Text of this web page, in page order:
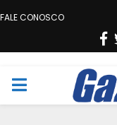
FALE CONOSCO
F
c
e
M